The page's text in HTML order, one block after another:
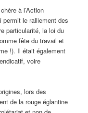
à l’Action
le ralliement des
particularité, la loi du
fête du travail et
!). Il était également
voire
lors des
de la rouge églantine